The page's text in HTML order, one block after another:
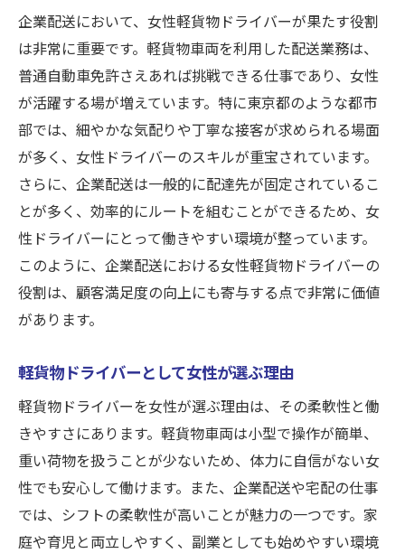
企業配送において、女性軽貨物ドライバーが果たす役割
は非常に重要です。軽貨物車両を利用した配送業務は、
普通自動車免許さえあれば挑戦できる仕事であり、女性
が活躍する場が増えています。特に東京都のような都市
部では、細やかな気配りや丁寧な接客が求められる場面
が多く、女性ドライバーのスキルが重宝されています。
さらに、企業配送は一般的に配達先が固定されているこ
とが多く、効率的にルートを組むことができるため、女
性ドライバーにとって働きやすい環境が整っています。
このように、企業配送における女性軽貨物ドライバーの
役割は、顧客満足度の向上にも寄与する点で非常に価値
があります。
軽貨物ドライバーとして女性が選ぶ理由
軽貨物ドライバーを女性が選ぶ理由は、その柔軟性と働
きやすさにあります。軽貨物車両は小型で操作が簡単、
重い荷物を扱うことが少ないため、体力に自信がない女
性でも安心して働けます。また、企業配送や宅配の仕事
では、シフトの柔軟性が高いことが魅力の一つです。家
庭や育児と両立しやすく、副業としても始めやすい環境